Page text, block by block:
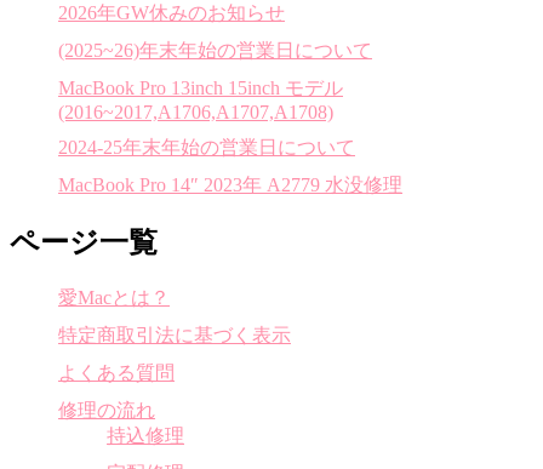
2026年GW休みのお知らせ
(2025~26)年末年始の営業日について
MacBook Pro 13inch 15inch モデル
(2016~2017,A1706,A1707,A1708)
2024-25年末年始の営業日について
MacBook Pro 14″ 2023年 A2779 水没修理
ページ一覧
愛Macとは？
特定商取引法に基づく表示
よくある質問
修理の流れ
持込修理